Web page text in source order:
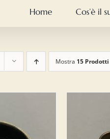
Home Cos’è il
Mostra 15 Prodotti